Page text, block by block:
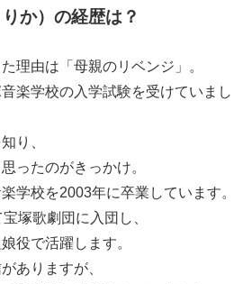
か）の経歴は？
理由は「母親のリベンジ」。
楽学校の入学試験を受けていまし
り、
ったのがきっかけ。
学校を2003年に卒業しています。
塚歌劇団に入団し、
役で活躍します。
ありますが、